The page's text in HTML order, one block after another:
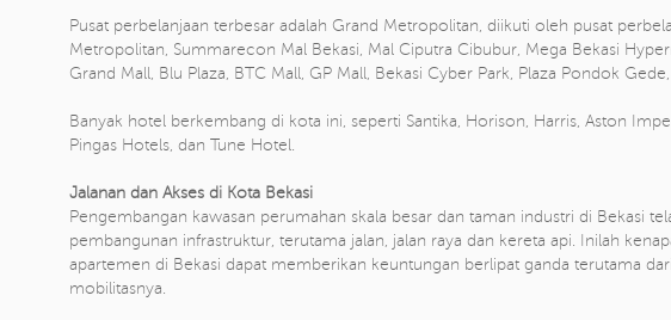
Pusat perbelanjaan terbesar adalah Grand Metropolitan, diikuti oleh pusat
Metropolitan, Summarecon Mal Bekasi, Mal Ciputra Cibubur, Mega Bekasi
Grand Mall, Blu Plaza, BTC Mall, GP Mall, Bekasi Cyber ​​Park, Plaza Pondok
Banyak hotel berkembang di kota ini, seperti Santika, Horison, Harris, Aston
Pingas Hotels, dan Tune Hotel.
Jalanan dan Akses di Kota Bekasi
Pengembangan kawasan perumahan skala besar dan taman industri di Bekasi
pembangunan infrastruktur, terutama jalan, jalan raya dan kereta api. Inilah
apartemen di Bekasi dapat memberikan keuntungan berlipat ganda terutama
mobilitasnya.